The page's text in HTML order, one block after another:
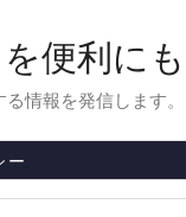
便利に
る情報を発信します
ー